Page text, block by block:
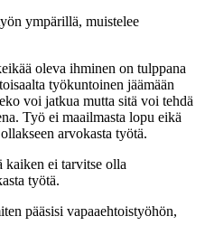
ympärillä, muistelee
oleva ihminen on tulppana
työkuntoinen jäämään
voi jatkua mutta sitä voi tehdä
Työ ei maailmasta lopu eikä
arvokasta työtä.
kaiken ei tarvitse olla
työtä.
pääsisi vapaaehtoistyöhön,